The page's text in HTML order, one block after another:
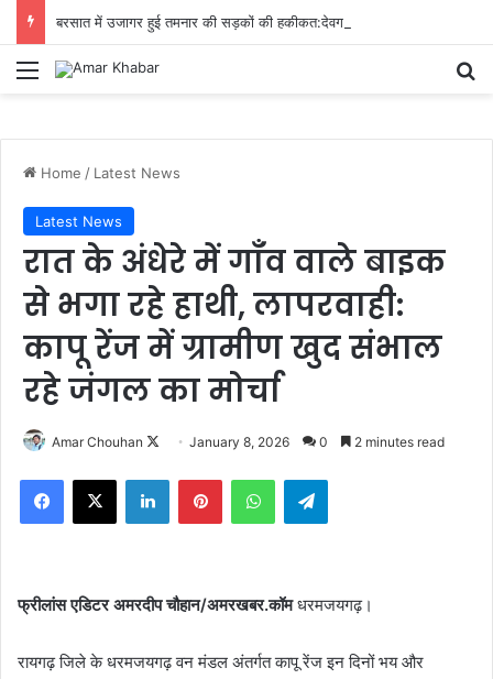
Menu
Home / Latest News
Latest News
रात के अंधेरे में गाँव वाले बाइक
से भगा रहे हाथी, लापरवाही:
कापू रेंज में ग्रामीण खुद संभाल
रहे जंगल का मोर्चा
Amar Chouhan
FollowJanuary 8, 2026 0 2 minutes read
Facebook
X LinkedInPinterestWhatsAppTelegram
फ्रीलांस एडिटर अमरदीप चौहान/अमरखबर.कॉमधरमजयगढ़।
रायगढ़ जिले के धरमजयगढ़ वन मंडल अंतर्गत कापू रेंज इन दिनों भय और